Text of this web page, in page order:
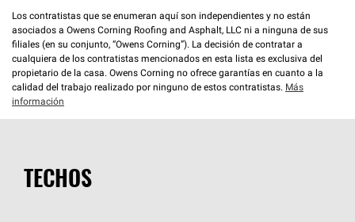
Los contratistas que se enumeran aquí son independientes y no están
asociados a Owens Corning Roofing and Asphalt, LLC ni a ninguna de sus
filiales (en su conjunto, “Owens Corning”). La decisión de contratar a
cualquiera de los contratistas mencionados en esta lista es exclusiva del
propietario de la casa. Owens Corning no ofrece garantías en cuanto a la
calidad del trabajo realizado por ninguno de estos contratistas. Más
información
TECHOS